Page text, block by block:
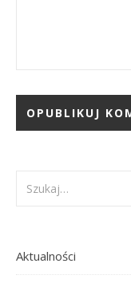
Aktualności